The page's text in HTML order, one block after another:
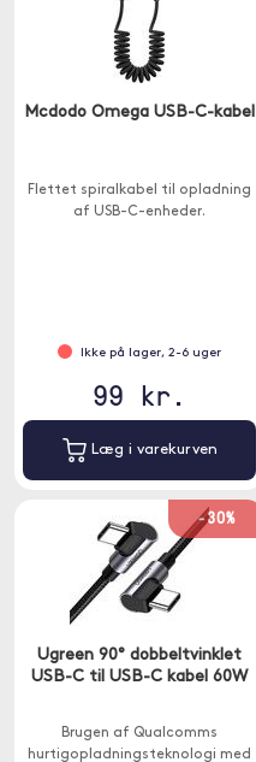
Mcdodo Omega USB-C-kabel
Flettet spiralkabel til opladning
af USB-C-enheder.
Ikke på lager, 2-6 uger
99 kr.
Læg i varekurven
-30%
Ugreen 90° dobbeltvinklet
USB-C til USB-C kabel 60W
Brugen af Qualcomms
hurtigopladningsteknologi med